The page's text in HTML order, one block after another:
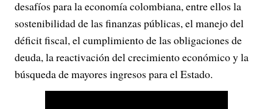
desafíos para la economía colombiana, entre ellos la
sostenibilidad de las finanzas públicas, el manejo del
déficit fiscal, el cumplimiento de las obligaciones de
deuda, la reactivación del crecimiento económico y la
búsqueda de mayores ingresos para el Estado.